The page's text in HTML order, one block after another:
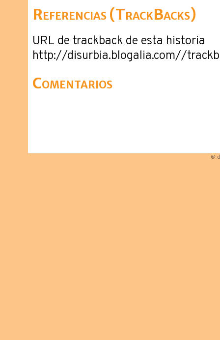
Referencias (TrackBacks)
URL de trackback de esta historia
http://disurbia.blogalia.com//
Comentarios
@